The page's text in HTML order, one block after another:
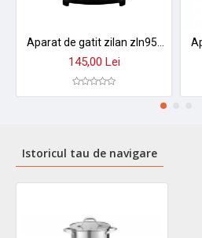
145,00 Lei
Istoricul tau de navigare